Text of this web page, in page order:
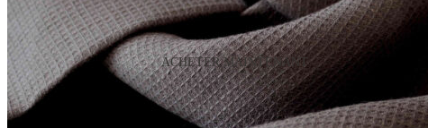
ACHETER MAINTENANT